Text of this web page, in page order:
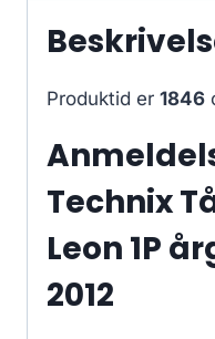
Produktid er 1846
Technix
Leon 1P
2012